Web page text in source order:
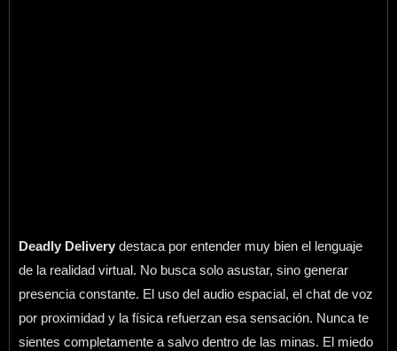
Deadly Delivery destaca por entender muy bien el lenguaje
de la realidad virtual. No busca solo asustar, sino generar
presencia constante. El uso del audio espacial, el chat de voz
por proximidad y la física refuerzan esa sensación. Nunca te
sientes completamente a salvo dentro de las minas. El miedo